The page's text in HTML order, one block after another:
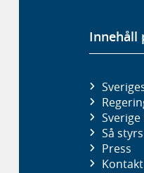
Innehåll
Sverige
Så
Press
Kontakt